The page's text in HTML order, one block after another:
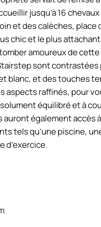
jusqu’à 16
et des calèches, place
chic et le plus
amoureux de
sont contrastées
blanc, et des touches
aspects raffinés, pour
équilibré et à
auront également accès
tels qu’une piscine,
d’exercice.